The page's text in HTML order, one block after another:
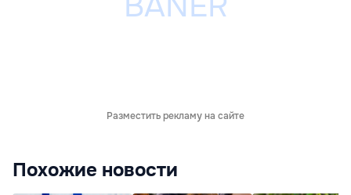
Разместить рекламу на сайте
Похожие новости